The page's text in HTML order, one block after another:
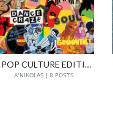
A POP CULTURE EDITION
A'NIKOLAS | 8 POSTS